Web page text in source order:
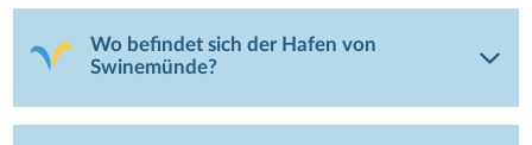
Wo befindet sich der Hafen von
Swinemünde?